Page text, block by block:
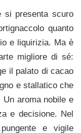
si presenta scuro
quanto
e liquirizia. Ma è
migliore di sé:
il palato di cacao
e stallatico che
aroma nobile e
e decisione. Nel
e vigile